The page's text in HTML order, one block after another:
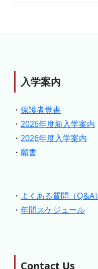
入学案内
・ 保護者覚書
・ 2026年度新入学案内
・ 2026年度入学案内
・ 願書
・ よくある質問（Q&A）
・ 年間スケジュール
Contact Us